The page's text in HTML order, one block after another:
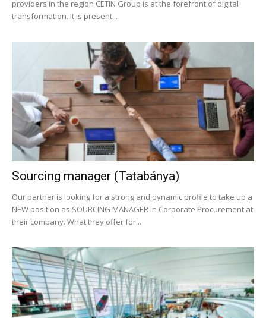
providers in the region CETIN Group is at the forefront of digital
transformation. It is present...
Sourcing manager (Tatabánya)
Our partner is looking for a strong and dynamic profile to take up a
NEW position as SOURCING MANAGER in Corporate Procurement at
their company. What they offer for...